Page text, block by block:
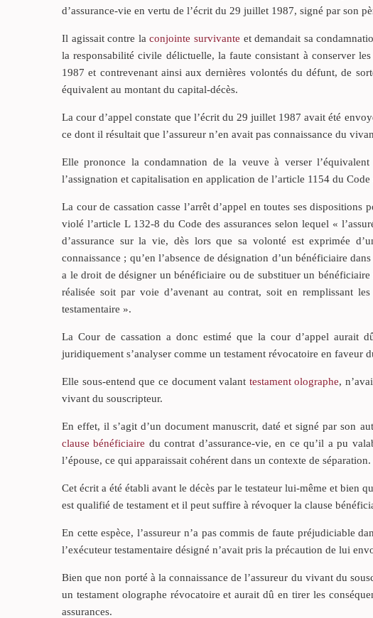
d’assurance-vie en vertu de l’écrit du 29 juillet 1987, signé par son
Il agissait contre laconjointe survivante et demandait sa
la responsabilité civile délictuelle, la faute consistant à conserver
1987 et contrevenant ainsi aux dernières volontés du défunt, de
équivalent au montant du capital-décès.
La cour d’appel constate que l’écrit du 29 juillet 1987 avait été
ce dont il résultait que l’assureur n’en avait pas connaissance du
Elle prononce la condamnation de la veuve à verser
l’assignation et capitalisation en application de l’article 1154 du
La cour de cassation casse l’arrêt d’appel en toutes ses
violé l’article L 132-8 du Code des assurances selon lequel «
d’assurance sur la vie, dès lors que sa volonté est exprimée
connaissance ; qu’en l’absence de désignation d’un bénéficiaire
a le droit de désigner un bénéficiaire ou de substituer un
réalisée soit par voie d’avenant au contrat, soit en remplissant
testamentaire ».
La Cour de cassation a donc estimé que la cour d’appel aurait
juridiquement s’analyser comme un testament révocatoire en faveur
Elle sous-entend que ce document valant testament olographe,
vivant du souscripteur.
En effet, il s’agit d’un document manuscrit, daté et signé par son
clause bénéficiaire du contrat d’assurance-vie, en ce qu’il a pu
l’épouse, ce qui apparaissait cohérent dans un contexte de séparation.
Cet écrit a été établi avant le décès par le testateur lui-même et bien
est qualifié de testament et il peut suffire à révoquer la clause
En cette espèce, l’assureur n’a pas commis de faute préjudiciable
l’exécuteur testamentaire désigné n’avait pris la précaution de lui
Bien que non porté à la connaissance de l’assureur du vivant du
un testament olographe révocatoire et aurait dû en tirer les
assurances.